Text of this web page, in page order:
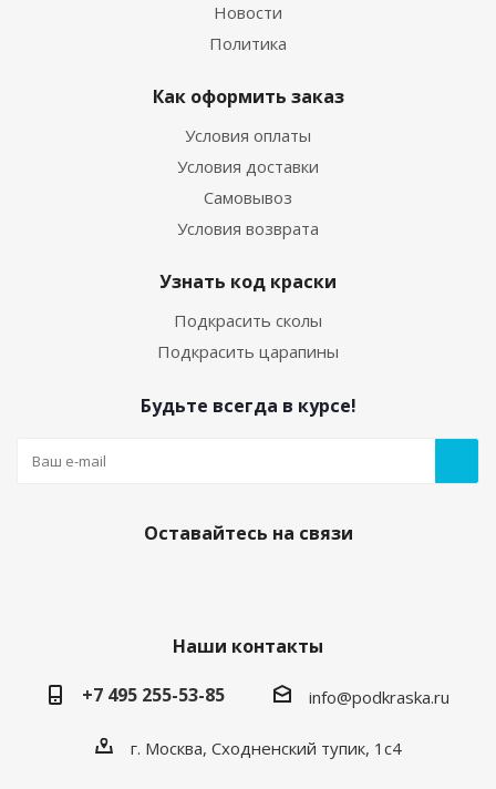
Новости
Политика
Как оформить заказ
Условия оплаты
Условия доставки
Самовывоз
Условия возврата
Узнать код краски
Подкрасить сколы
Подкрасить царапины
Будьте всегда в курсе!
Оставайтесь на связи
Наши контакты
+7 495 255-53-85
info@podkraska.ru
г. Москва, Сходненский тупик, 1с4